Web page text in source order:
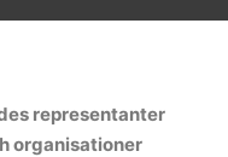
representanter
organisationer